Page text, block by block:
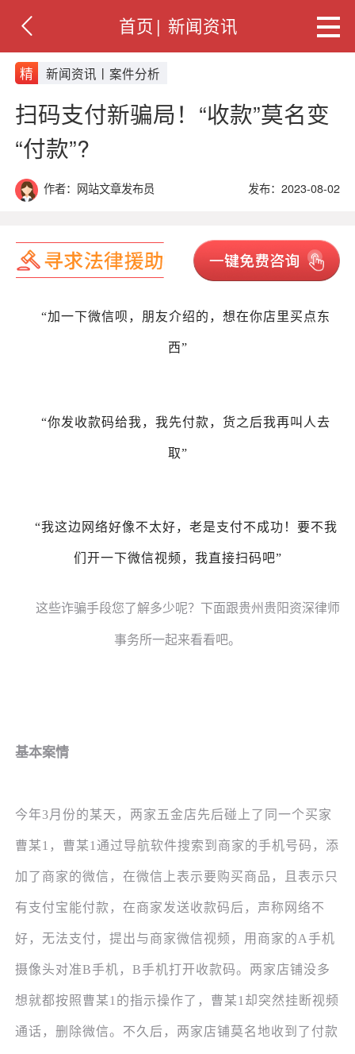
首页 | 新闻资讯
精 新闻资讯丨案件分析
扫码支付新骗局！“收款”莫名变
“付款”?
作者：网站文章发布员 发布：2023-08-02
“加一下微信呗，朋友介绍的，想在你店里买点东
西”
“你发收款码给我，我先付款，货之后我再叫人去
取”
“我这边网络好像不太好，老是支付不成功！要不我
们开一下微信视频，我直接扫码吧”
这些诈骗手段您了解多少呢？下面跟贵州贵阳资深律师
事务所一起来看看吧。
基本案情
今年3月份的某天，两家五金店先后碰上了同一个买家
曹某1，曹某1通过导航软件搜索到商家的手机号码，添
加了商家的微信，在微信上表示要购买商品，且表示只
有支付宝能付款，在商家发送收款码后，声称网络不
好，无法支付，提出与商家微信视频，用商家的A手机
摄像头对准B手机，B手机打开收款码。两家店铺没多
想就都按照曹某1的指示操作了，曹某1却突然挂断视频
通话，删除微信。不久后，两家店铺莫名地收到了付款